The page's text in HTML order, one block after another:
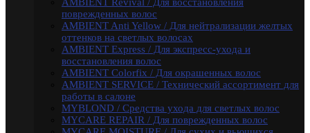
STYLE.UP / Средства для стайлинга
АКСЕССУАРЫ
ADAPTO POWER / восстановления и укрепления
волос
LAMINATION SYSTEM
Окрашивание и осветление
КРЕМ-КРАСКА COLORSHADE
Осветление
Окисляющая эмульсия
Гель-краска Colordream
поврежденных волос
AMBIENT Anti Yellow / Для нейтрализации желтых
оттенков на светлых волосах
AMBIENT Express / Для экспресс-ухода и
восстановления волос
AMBIENT Colorfix / Для окрашенных волос
AMBIENT SERVICE / Технический ассортимент для
работы в салоне
MYBLOND / Средства ухода для светлых волос
MYCARE REPAIR / Для поврежденных волос